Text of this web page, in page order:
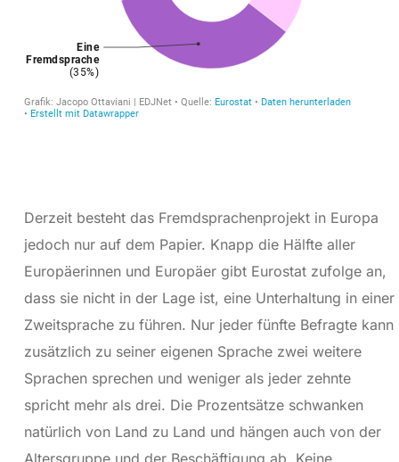
Derzeit besteht das Fremdsprachenprojekt in Europa
jedoch nur auf dem Papier. Knapp die Hälfte aller
Europäerinnen und Europäer gibt Eurostat zufolge an,
dass sie nicht in der Lage ist, eine Unterhaltung in einer
Zweitsprache zu führen. Nur jeder fünfte Befragte kann
zusätzlich zu seiner eigenen Sprache zwei weitere
Sprachen sprechen und weniger als jeder zehnte
spricht mehr als drei. Die Prozentsätze schwanken
natürlich von Land zu Land und hängen auch von der
Altersgruppe und der Beschäftigung ab. Keine